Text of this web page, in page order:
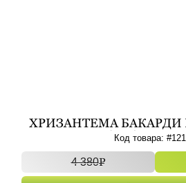
ХРИЗАНТЕМА
(5+2) АРТ.
Код товара: #
4 380P